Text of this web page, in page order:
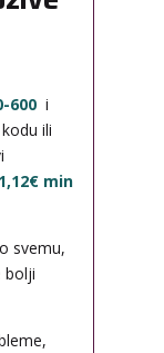
600 i
ili
min
svemu,
bolji